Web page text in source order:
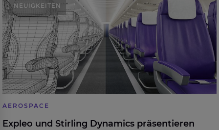
End-Kabinenkompetenz auf der AIX 2026
NEUIGKEITEN
AEROSPACE
Expleo und Stirling Dynamics präsentieren